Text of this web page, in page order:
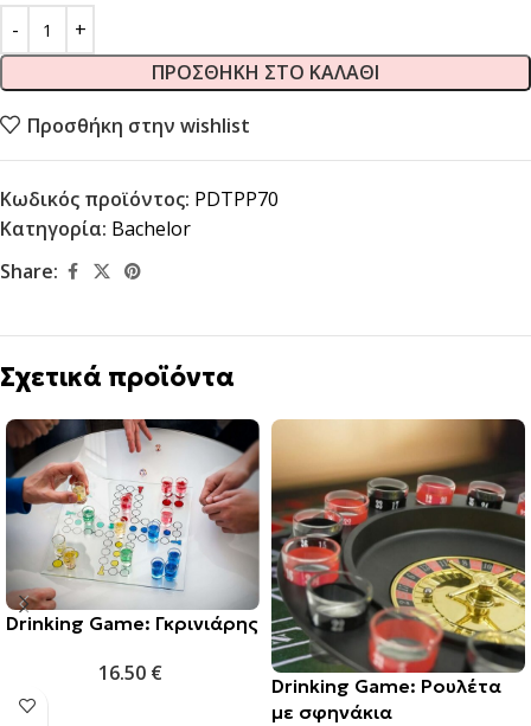
ΠΡΟΣΘΉΚΗ ΣΤΟ ΚΑΛΆΘΙ
Προσθήκη στην wishlist
Κωδικός προϊόντος: PDTPP70
Κατηγορία: Bachelor
Share:
Σχετικά προϊόντα
Drinking Game: Γκρινιάρης
16.50 €
Drinking Game: Ρουλέτα
με σφηνάκια